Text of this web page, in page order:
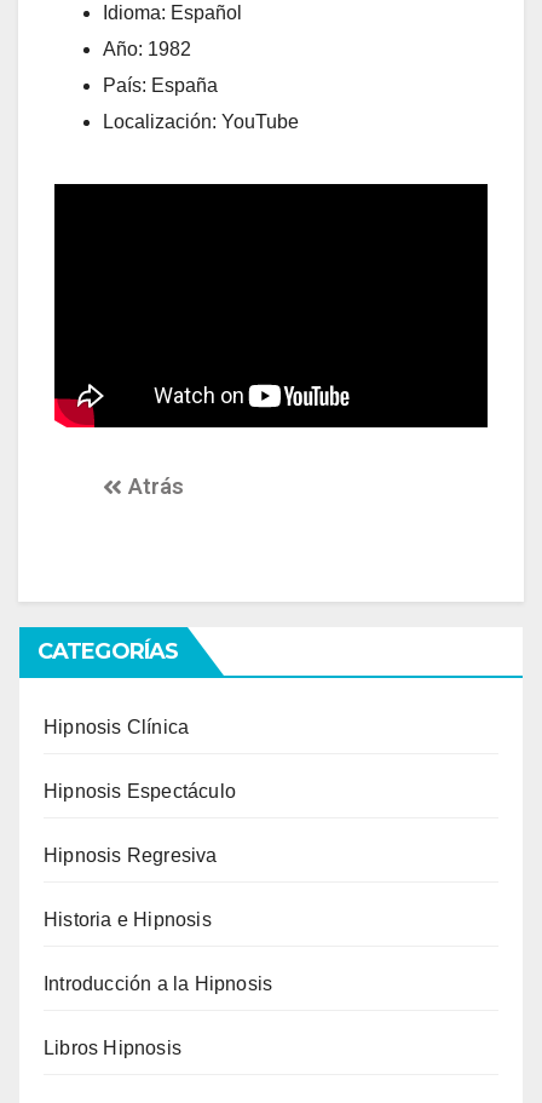
Idioma: Español
Año: 1982
País: España
Localización: YouTube
Atrás
CATEGORÍAS
Hipnosis Clínica
Hipnosis Espectáculo
Hipnosis Regresiva
Historia e Hipnosis
Introducción a la Hipnosis
Libros Hipnosis